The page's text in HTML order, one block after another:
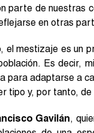
parte de nuestras
en otras
el mestizaje es un
Es decir,
para adaptarse a
tipo y, por tanto,
Gavilán,